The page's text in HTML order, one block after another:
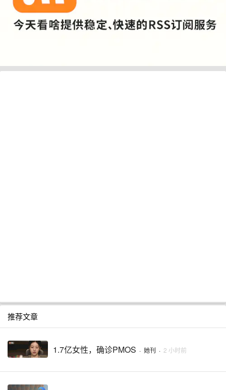
推荐文章
1.7亿女性，确诊PMOS · 她刊 · 2 小时前